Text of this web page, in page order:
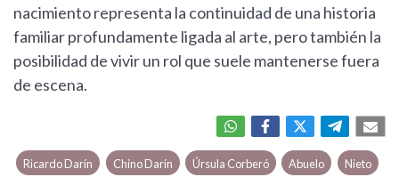
nacimiento representa la continuidad de una historia
familiar profundamente ligada al arte, pero también la
posibilidad de vivir un rol que suele mantenerse fuera
de escena.
Ricardo Darín Chino Darín Úrsula Corberó Abuelo Nieto